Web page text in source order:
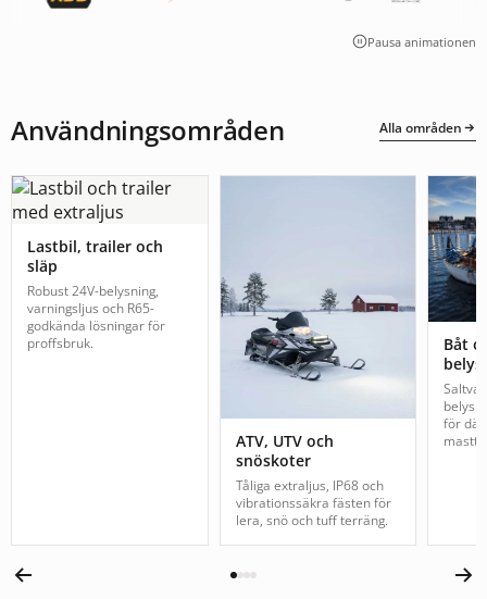
Pausa animationen
Användningsområden Alla områden
Lastbil, trailer och
släp
Robust 24V-belysning,
varningsljus och R65-
godkända lösningar för
proffsbruk.
ATV, UTV och
snöskoter
Tåliga extraljus, IP68 och
vibrationssäkra fästen för
lera, snö och tuff terräng.
Båt
för